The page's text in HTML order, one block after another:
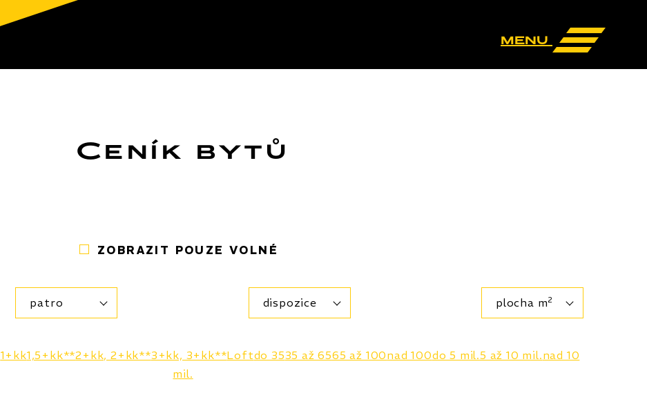
menu
Ceník bytů
ZOBRAZIT POUZE VOLNÉ
patro dispozice plocha m2
1+kk1,5+kk**2+kk, 2+kk**3+kk, 3+kk**Loftdo 3535 až 6565 až 100nad 100do 5 mil.5 až 10 mil.nad 10
mil.